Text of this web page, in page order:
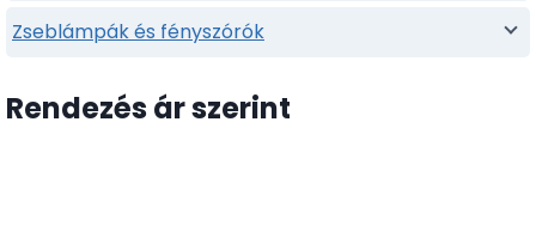
Zseblámpák és fényszórók
Rendezés ár szerint